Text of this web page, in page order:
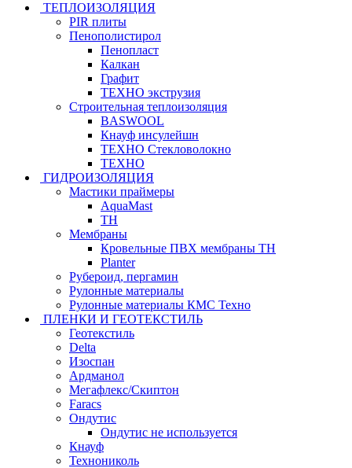
ТЕПЛОИЗОЛЯЦИЯ
PIR плиты
Пенополистирол
Пенопласт
Калкан
Графит
ТЕХНО экструзия
Строительная теплоизоляция
BASWOOL
Кнауф инсулейшн
ТЕХНО Стекловолокно
ТЕХНО
ГИДРОИЗОЛЯЦИЯ
Мастики праймеры
AquaMast
ТН
Мембраны
Кровельные ПВХ мембраны ТН
Planter
Рубероид, пергамин
Рулонные материалы
Рулонные материалы КМС Техно
ПЛЕНКИ И ГЕОТЕКСТИЛЬ
Геотекстиль
Delta
Изоспан
Ардманол
Мегафлекс/Скиптон
Faracs
Ондутис
Ондутис не используется
Кнауф
Технониколь